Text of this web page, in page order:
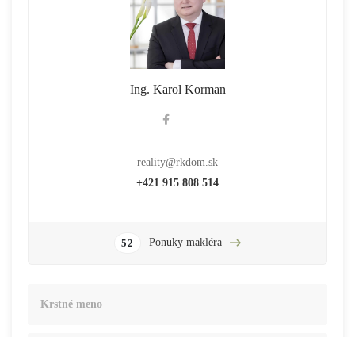
Ing. Karol Korman
reality@rkdom.sk
+421 915 808 514
52 Ponuky makléra